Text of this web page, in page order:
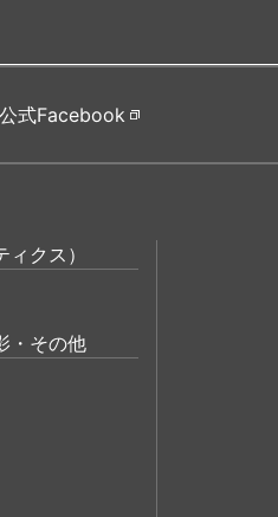
公式Facebook
クス）
・その他